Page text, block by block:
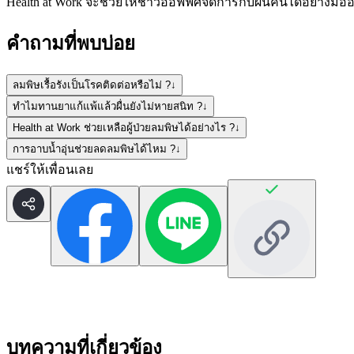
คำถามที่พบบ่อย
ลมพิษเรื้อรังเป็นโรคติดต่อหรือไม่ ?↓
ทำไมทานยาแก้แพ้แล้วผื่นยังไม่หายสนิท ?↓
Health at Work ช่วยเหลือผู้ป่วยลมพิษได้อย่างไร ?↓
การอาบน้ำอุ่นช่วยลดลมพิษได้ไหม ?↓
แชร์ให้เพื่อนเลย
บทความที่เกี่ยวข้อง